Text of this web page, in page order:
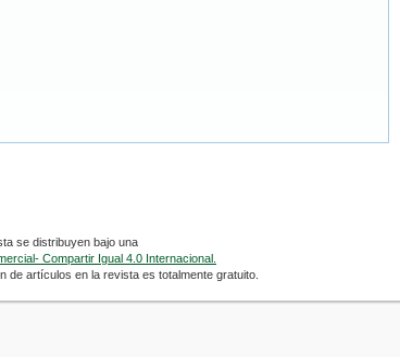
se distribuyen bajo una
Compartir Igual 4.0 Internacional.
de artículos en la revista es totalmente gratuito.